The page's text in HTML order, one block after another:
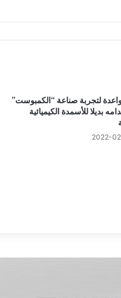
واعدة لتجربة صناعة “الكمبوست”
بديلا للأسمدة الكيميائية
2022-